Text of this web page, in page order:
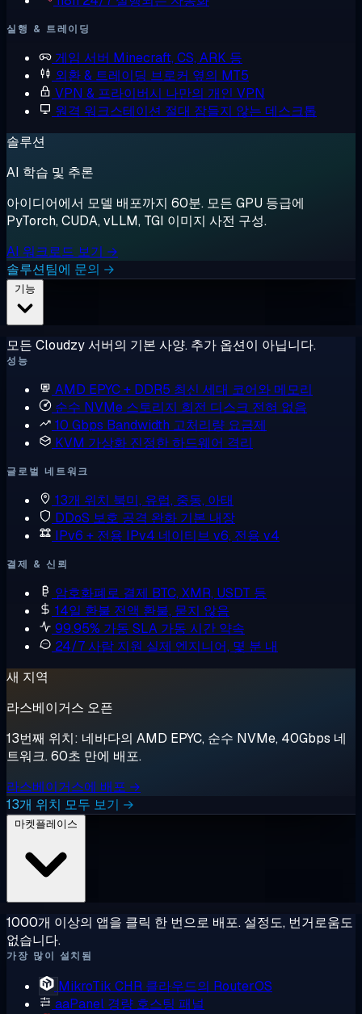
실행 & 트레이딩
게임 서버 Minecraft, CS, ARK 등
외환 & 트레이딩 브로커 옆의 MT5
VPN & 프라이버시 나만의 개인 VPN
원격 워크스테이션 절대 잠들지 않는 데스크톱
솔루션
AI 학습 및 추론
아이디어에서 모델 배포까지 60분. 모든 GPU 등급에
PyTorch, CUDA, vLLM, TGI 이미지 사전 구성.
AI 워크로드 보기 →
솔루션팀에 문의 →
모든 Cloudzy 서버의 기본 사양. 추가 옵션이 아닙니다.
성능
AMD EPYC + DDR5 최신 세대 코어와 메모리
순수 NVMe 스토리지 회전 디스크 전혀 없음
10 Gbps Bandwidth 고처리량 요금제
KVM 가상화 진정한 하드웨어 격리
글로벌 네트워크
13개 위치 북미, 유럽, 중동, 아태
DDoS 보호 공격 완화 기본 내장
IPv6 + 전용 IPv4 네이티브 v6, 전용 v4
결제 & 신뢰
암호화폐로 결제 BTC, XMR, USDT 등
14일 환불 전액 환불, 묻지 않음
99.95% 가동 SLA 가동 시간 약속
24/7 사람 지원 실제 엔지니어, 몇 분 내
새 지역
라스베이거스 오픈
13번째 위치: 네바다의 AMD EPYC, 순수 NVMe, 40Gbps 네
트워크. 60초 만에 배포.
라스베이거스에 배포 →
13개 위치 모두 보기 →
1000개 이상의 앱을 클릭 한 번으로 배포. 설정도, 번거로움도
없습니다.
가장 많이 설치됨
MikroTik CHR 클라우드의 RouterOS
aaPanel 경량 호스팅 패널